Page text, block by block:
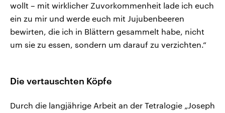
wollt – mit wirklicher Zuvorkommenheit lade ich euch
ein zu mir und werde euch mit Jujubenbeeren
bewirten, die ich in Blättern gesammelt habe, nicht
um sie zu essen, sondern um darauf zu verzichten.“
Die vertauschten Köpfe
Durch die langjährige Arbeit an der Tetralogie „Joseph